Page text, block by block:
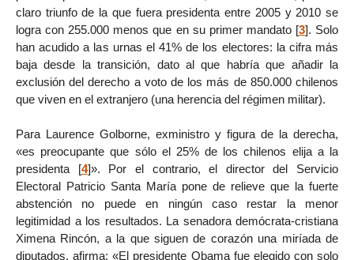
claro triunfo de la que fuera presidenta entre 2005 y 2010 se
logra con 255.000 menos que en su primer mandato[3]. Solo
han acudido a las urnas el 41% de los electores: la cifra más
baja desde la transición, dato al que habría que añadir la
exclusión del derecho a voto de los más de 850.000 chilenos
que viven en el extranjero (una herencia del régimen militar).
Para Laurence Golborne, exministro y figura de la derecha,
«es preocupante que sólo el 25% de los chilenos elija a la
presidenta [4]». Por el contrario, el director del Servicio
Electoral Patricio Santa María pone de relieve que la fuerte
abstención no puede en ningún caso restar la menor
legitimidad a los resultados. La senadora demócrata-cristiana
Ximena Rincón, a la que siguen de corazón una miríada de
diputados, afirma: «El presidente Obama fue elegido con solo